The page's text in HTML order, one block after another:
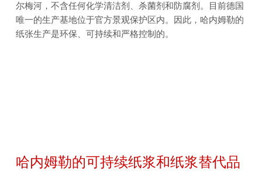
尔梅河，不含任何化学清洁剂、杀菌剂和防腐剂。目前德国
唯一的生产基地位于官方景观保护区内。因此，哈内姆勒的
纸张生产是环保、可持续和严格控制的。
哈内姆勒的可持续纸浆和纸浆替代品